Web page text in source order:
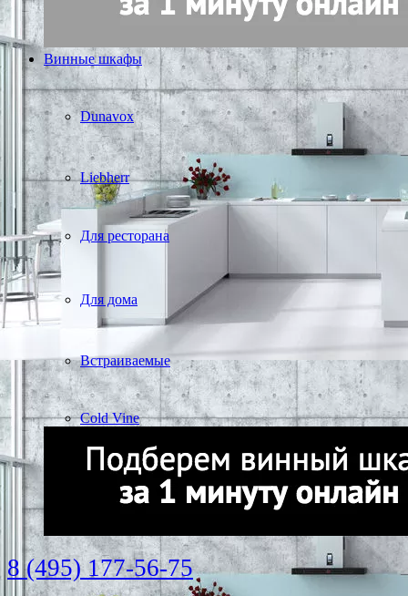
Винные шкафы
Dunavox
Liebherr
Для ресторана
Для дома
Встраиваемые
Cold Vine
8 (495) 177-56-75